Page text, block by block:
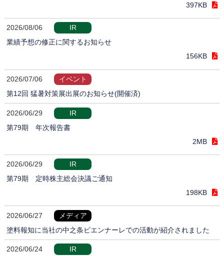
397KB
2026/08/06
IR
業績予想の修正に関するお知らせ
156KB
2026/07/06
イベント
第12回 猛暑対策展出展のお知らせ(開催済)
2026/06/29
IR
第79期 年次報告書
2MB
2026/06/29
IR
第79期 定時株主総会決議ご通知
198KB
2026/06/27
メディア
塗料報知に当社の中之条ビエンナーレでの活動が紹介されました
2026/06/24
IR